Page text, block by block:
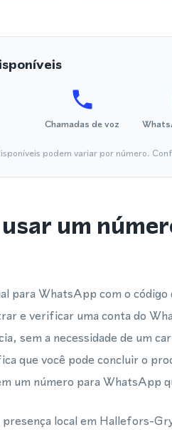
Chamadas de voz
podem variar por número.
um
para WhatsApp com o
e verificar uma conta do
sem a necessidade de um
que você pode concluir o
um número para WhatsApp
local em Hallefors-